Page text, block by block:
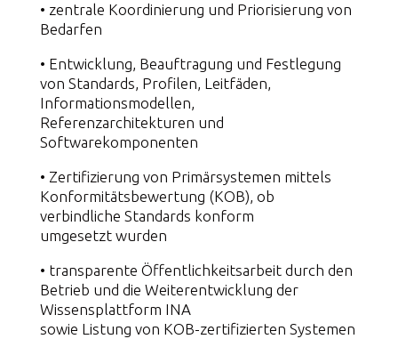
• zentrale Koordinierung und Priorisierung von
Bedarfen
• Entwicklung, Beauftragung und Festlegung
von Standards, Profilen, Leitfäden,
Informationsmodellen,
Referenzarchitekturen und
Softwarekomponenten
• Zertifizierung von Primärsystemen mittels
Konformitätsbewertung (KOB), ob
verbindliche Standards konform
umgesetzt wurden
• transparente Öffentlichkeitsarbeit durch den
Betrieb und die Weiterentwicklung der
Wissensplattform INA
sowie Listung von KOB-zertifizierten Systemen